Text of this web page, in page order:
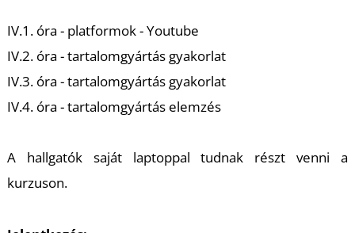
IV.1. óra - platformok - Youtube
IV.2. óra - tartalomgyártás gyakorlat
IV.3. óra - tartalomgyártás gyakorlat
IV.4. óra - tartalomgyártás elemzés
A hallgatók saját laptoppal tudnak részt venni a
kurzuson.